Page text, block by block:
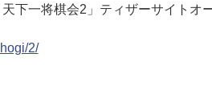
下一将棋会2」ティザーサイトオ
2/